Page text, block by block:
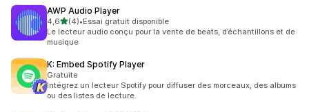
AWP Audio Player
4,6étoile(s) sur 5
(4)
4 avis au total
•Essai gratuit disponible
Le lecteur audio conçu pour la vente de beats, d’échantillons et de
musique
K: Embed Spotify Player
Gratuite
Intégrez un lecteur Spotify pour diffuser des morceaux, des albums
ou des listes de lecture.